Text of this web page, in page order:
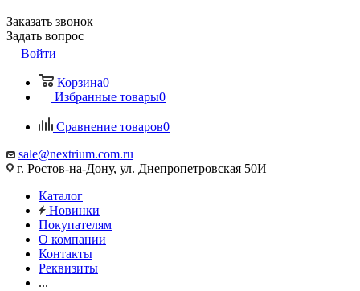
Заказать звонок
Задать вопрос
Войти
Корзина0
Избранные товары0
Сравнение товаров0
sale@nextrium.com.ru
г. Ростов-на-Дону, ул. Днепропетровская 50И
Каталог
Новинки
Покупателям
О компании
Контакты
Реквизиты
...